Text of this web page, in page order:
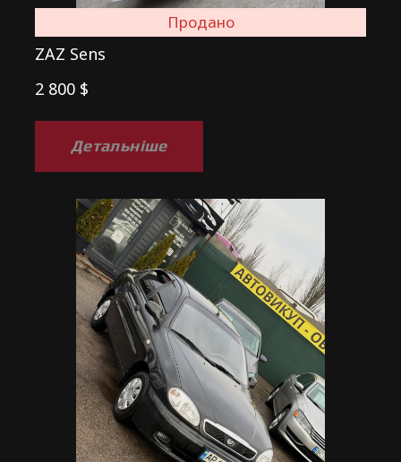
Продано
ZAZ Sens
2 800 $
Детальніше